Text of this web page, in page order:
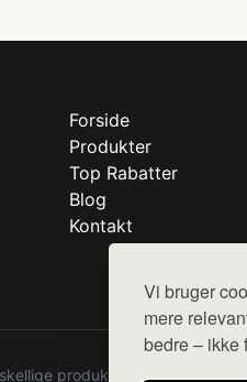
Vi bruger
mere
bedre – ikke
Forside
Produkter
Top Rabatter
Blog
Kontakt
produkter fra diverse